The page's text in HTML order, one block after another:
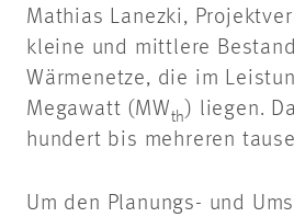
Mathias Lanezki,
kleine und mittlere
Wärmenetze, die im
Megawatt (MWth) liegen.
hundert bis mehreren
Um den Planungs- und